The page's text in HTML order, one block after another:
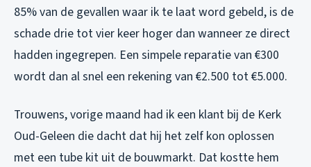
85% van de gevallen waar ik te laat word gebeld, is de
schade drie tot vier keer hoger dan wanneer ze direct
hadden ingegrepen. Een simpele reparatie van €300
wordt dan al snel een rekening van €2.500 tot €5.000.
Trouwens, vorige maand had ik een klant bij de Kerk
Oud-Geleen die dacht dat hij het zelf kon oplossen
met een tube kit uit de bouwmarkt. Dat kostte hem